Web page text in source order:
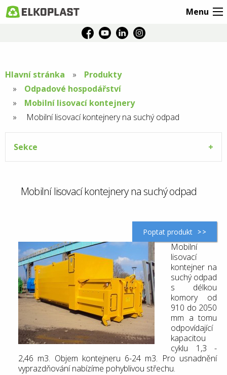
Menu
Hlavní stránka
Produkty
Odpadové hospodářství
Mobilní lisovací kontejnery
Aktuální
stránka:
Mobilní lisovací kontejnery na suchý odpad
Sekce
Mobilní lisovací kontejnery na suchý odpad
Poptat produkt
Mobilní
lisovací
kontejner na
suchý odpad
s délkou
komory od
910 do 2050
mm a tomu
odpovídající
kapacitou
cyklu 1,3 -
2,46 m3. Objem kontejneru 6-24 m3. Pro usnadnění
vyprazdňování nabízíme pohyblivou střechu.